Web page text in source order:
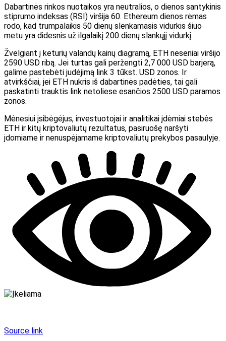
Dabartinės rinkos nuotaikos yra neutralios, o dienos santykinis
stiprumo indeksas (RSI) viršija 60. Ethereum dienos rėmas
rodo, kad trumpalaikis 50 dienų slenkamasis vidurkis šiuo
metu yra didesnis už ilgalaikį 200 dienų slankųjį vidurkį.
Žvelgiant į keturių valandų kainų diagramą, ETH neseniai viršijo
2590 USD ribą. Jei turtas gali peržengti 2,7 000 USD barjerą,
galime pastebėti judėjimą link 3 tūkst. USD zonos. Ir
atvirkščiai, jei ETH nukris iš dabartinės padėties, tai gali
paskatinti trauktis link netoliese esančios 2500 USD paramos
zonos.
Mėnesiui įsibėgėjus, investuotojai ir analitikai įdėmiai stebės
ETH ir kitų kriptovaliutų rezultatus, pasiruošę naršyti
įdomiame ir nenuspėjamame kriptovaliutų prekybos pasaulyje.
Source link